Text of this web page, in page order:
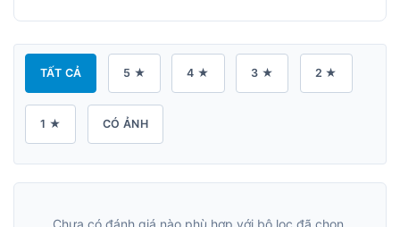
TẤT CẢ 5 ★ 4 ★ 3 ★ 2 ★
1 ★ CÓ ẢNH
Chưa có đánh giá nào phù hợp với bộ lọc đã chọn.